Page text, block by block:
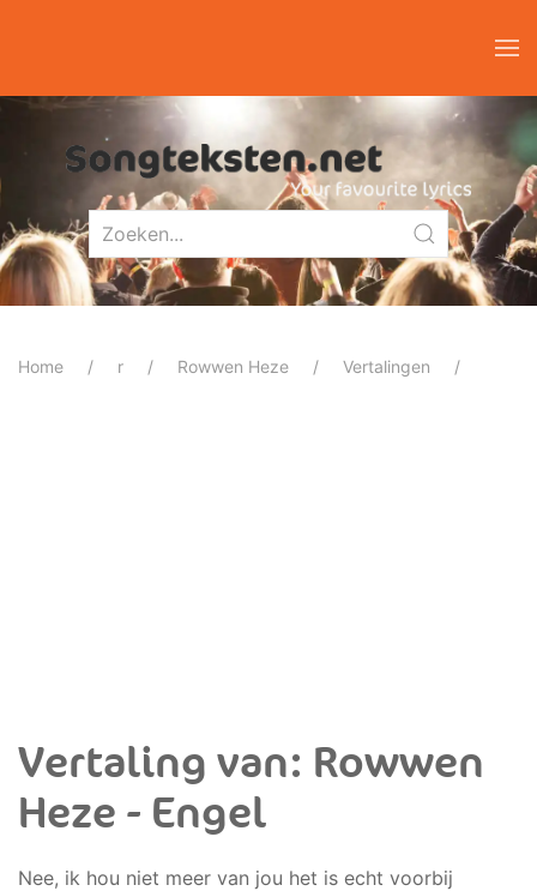
Home r Rowwen Heze Vertalingen
Vertaling van: Rowwen
Heze - Engel
Nee, ik hou niet meer van jou het is echt voorbij